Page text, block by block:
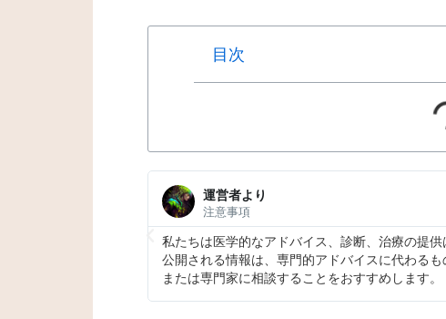
目次
運営者より
広告表現
このページにパートナーリンクは含まれません。